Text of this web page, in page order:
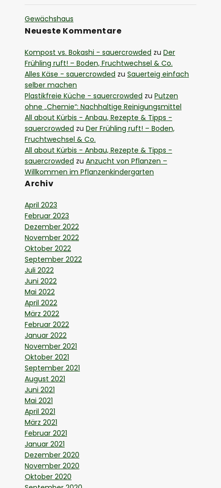
Gewächshaus
Neueste Kommentare
Kompost vs. Bokashi - sauercrowded zu Der
Frühling ruft! – Boden, Fruchtwechsel & Co.
Alles Käse - sauercrowded zu Sauerteig einfach
selber machen
Plastikfreie Küche - sauercrowded zu Putzen
ohne „Chemie“: Nachhaltige Reinigungsmittel
All about Kürbis - Anbau, Rezepte & Tipps -
sauercrowded zu Der Frühling ruft! – Boden,
Fruchtwechsel & Co.
All about Kürbis - Anbau, Rezepte & Tipps -
sauercrowded zu Anzucht von Pflanzen –
Willkommen im Pflanzenkindergarten
Archiv
April 2023
Februar 2023
Dezember 2022
November 2022
Oktober 2022
September 2022
Juli 2022
Juni 2022
Mai 2022
April 2022
März 2022
Februar 2022
Januar 2022
November 2021
Oktober 2021
September 2021
August 2021
Juni 2021
Mai 2021
April 2021
März 2021
Februar 2021
Januar 2021
Dezember 2020
November 2020
Oktober 2020